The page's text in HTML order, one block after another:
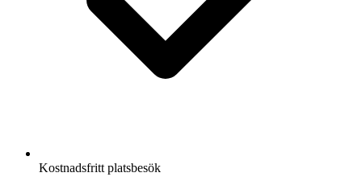
Kostnadsfritt platsbesök